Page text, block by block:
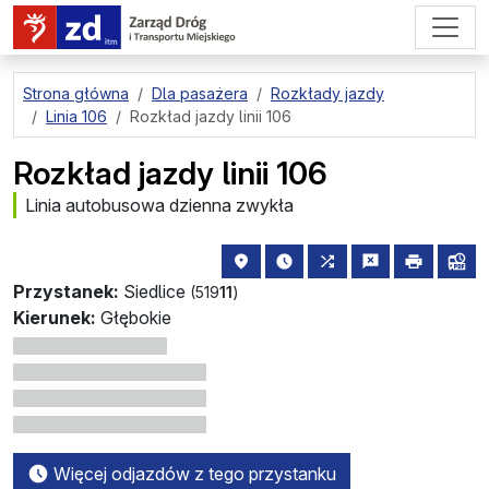
przejdź do treści strony
Strona główna Dla pasażera
Rozkłady jazdy
Linia 106
Rozkład jazdy linii 106
Rozkład jazdy linii 106
Linia autobusowa dzienna zwykła
Przystanek: Siedlice (51911)
lokalizacja przystanku na mapie
najbliższe odjazdy z tego
wszystkie linie
zgłośdrukuj
Kierunek: Głębokie
Więcej odjazdów z tego przystanku